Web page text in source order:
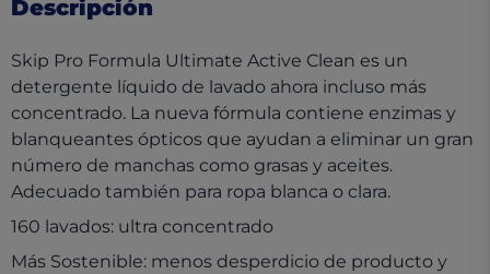
Descripción
Skip Pro Formula Ultimate Active Clean es un
detergente líquido de lavado ahora incluso más
concentrado. La nueva fórmula contiene enzimas y
blanqueantes ópticos que ayudan a eliminar un gran
número de manchas como grasas y aceites.
Adecuado también para ropa blanca o clara.
160 lavados: ultra concentrado
Más Sostenible: menos desperdicio de producto y